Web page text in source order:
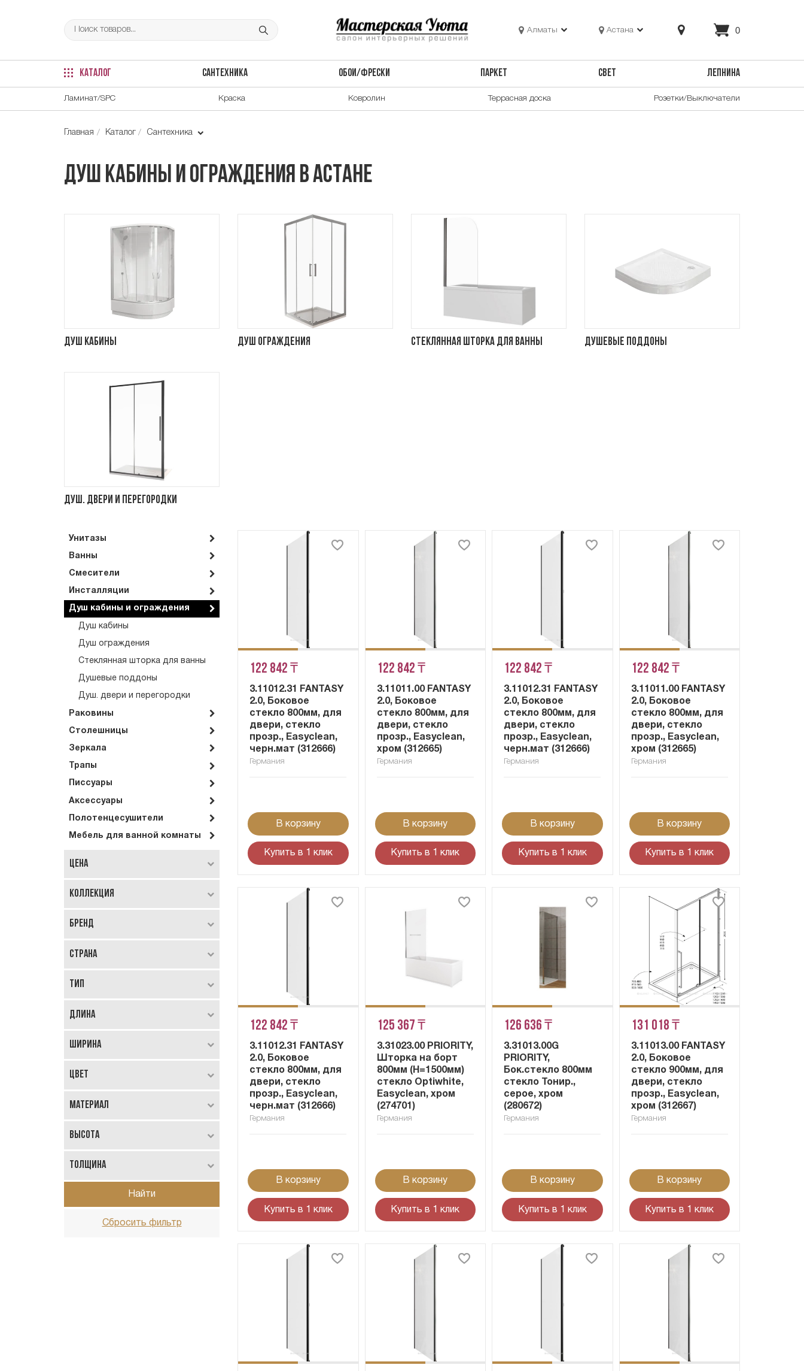
Алматы Астана 0
КАТАЛОГ САНТЕХНИКА ОБОИ/ФРЕСКИ ПАРКЕТ СВЕТ ЛЕПНИНА
Ламинат/SPC Краска Ковролин Террасная доска Розетки/Выключатели
Главная Каталог Сантехника
Душ кабины и ограждения в Астане
Душ кабины Душ ограждения Стеклянная шторка для ванны Душевые поддоны
Душ. двери и перегородки
Унитазы
Ванны
Смесители
Инсталляции
Душ кабины и ограждения
Душ кабины
Душ ограждения
Стеклянная шторка для ванны
Душевые поддоны
Душ. двери и перегородки
Раковины
Столешницы
Зеркала
Трапы
Писсуары
Аксессуары
Полотенцесушители
Мебель для ванной комнаты
Цена
Коллекция
Бренд
Страна
Тип
Длина
Ширина
Цвет
Материал
Высота
Толщина
Найти
Сбросить фильтр
122 842 ₸
3.11012.31 FANTASY
2.0, Боковое
стекло 800мм, для
двери, стекло
прозр., Easyclean,
черн.мат (312666)
Германия
В корзину
Купить в 1 клик
122 842 ₸
3.11011.00 FANTASY
2.0, Боковое
стекло 800мм, для
двери, стекло
прозр., Easyclean,
хром (312665)
Германия
В корзину
Купить в 1 клик
122 842 ₸
3.11012.31 FANTASY
2.0, Боковое
стекло 800мм, для
двери, стекло
прозр., Easyclean,
черн.мат (312666)
Германия
В корзину
Купить в 1 клик
122 842 ₸
3.11011.00 FANTASY
2.0, Боковое
стекло 800мм, для
двери, стекло
прозр., Easyclean,
хром (312665)
Германия
В корзину
Купить в 1 клик
122 842 ₸
3.11012.31 FANTASY
2.0, Боковое
стекло 800мм, для
двери, стекло
прозр., Easyclean,
черн.мат (312666)
Германия
В корзину
Купить в 1 клик
125 367 ₸
3.31023.00 PRIORITY,
Шторка на борт
800мм (H=1500мм)
стекло Optiwhite,
Easyclean, хром
(274701)
Германия
В корзину
Купить в 1 клик
126 636 ₸
3.31013.00G
PRIORITY,
Бок.стекло 800мм
стекло Тонир.,
серое, хром
(280672)
Германия
В корзину
Купить в 1 клик
131 018 ₸
3.11013.00 FANTASY
2.0, Боковое
стекло 900мм, для
двери, стекло
прозр., Easyclean,
хром (312667)
Германия
В корзину
Купить в 1 клик